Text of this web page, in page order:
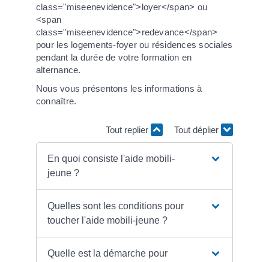
class="miseenevidence">loyer</span> ou
<span
class="miseenevidence">redevance</span>
pour les logements-foyer ou résidences sociales
pendant la durée de votre formation en
alternance.
Nous vous présentons les informations à
connaître.
Tout replier Tout déplier
En quoi consiste l'aide mobili-
jeune ?
Quelles sont les conditions pour
toucher l'aide mobili-jeune ?
Quelle est la démarche pour